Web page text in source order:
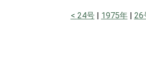
24号 1975年 26